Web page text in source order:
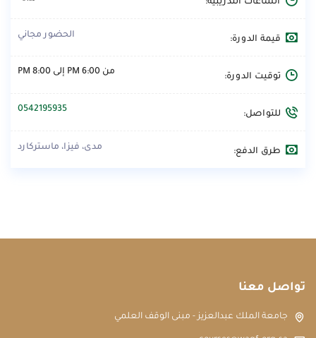
الساعات التدريبية:
قيمة الدورة: الحضور مجاني
توقيت الدورة: من 6:00 PM إلى 8:00 PM
للتواصل: 0542195935
طرق الدفع: مدى، فيزا، ماستركارد
تواصل معنا
جامعة الملك عبدالعزيز - مبنى الوقف العلمي